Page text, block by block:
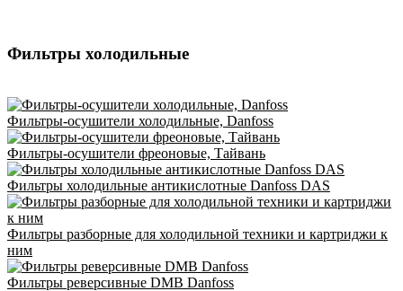
Фильтры холодильные
Фильтры-осушители холодильные, Danfoss
Фильтры-осушители фреоновые, Тайвань
Фильтры холодильные антикислотные Danfoss DAS
Фильтры разборные для холодильной техники и картриджи к
ним
Фильтры реверсивные DMB Danfoss